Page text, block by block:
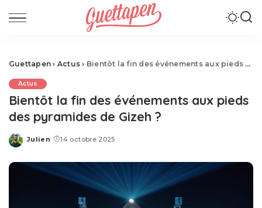
Guettapen › Actus › Bientôt la fin des événements aux pieds des pyramides de Gizeh ?
Actus
Bientôt la fin des événements aux pieds
des pyramides de Gizeh ?
Posted
Julien 14 octobre 2025